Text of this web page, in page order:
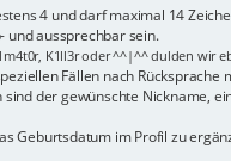
4 und darf maximal 14
und aussprechbar sein.
K1ll3r oder ^^|^^ dulden wir
Fällen nach
der gewünschte Nickname,
Geburtsdatum im Profil zu